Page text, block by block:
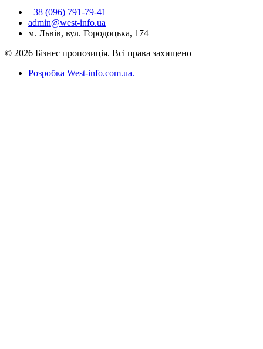
+38 (096) 791-79-41
admin@west-info.ua
м. Львів, вул. Городоцька, 174
© 2026 Бізнес пропозиція. Всі права захищено
Розробка West-info.com.ua.